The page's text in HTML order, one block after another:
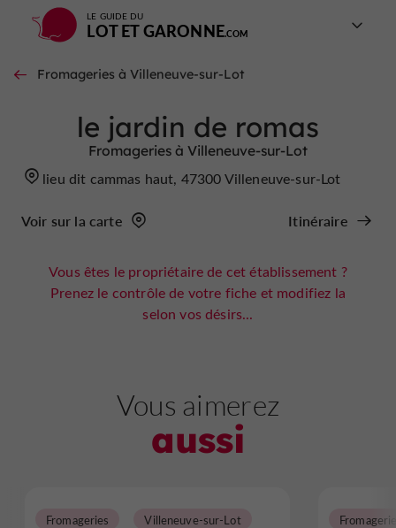
LE GUIDE DU
LOT ET GARONNE
Fromageries à Villeneuve-sur-Lot
le jardin de romas
Fromageries à Villeneuve-sur-Lot
lieu dit cammas haut, 47300 Villeneuve-sur-Lot
Voir sur la carte Itinéraire
Vous êtes le propriétaire de cet établissement ?
Prenez le contrôle de votre fiche et modifiez la
selon vos désirs...
Vous aimerez
aussi
Fromageries Villeneuve-sur-Lot